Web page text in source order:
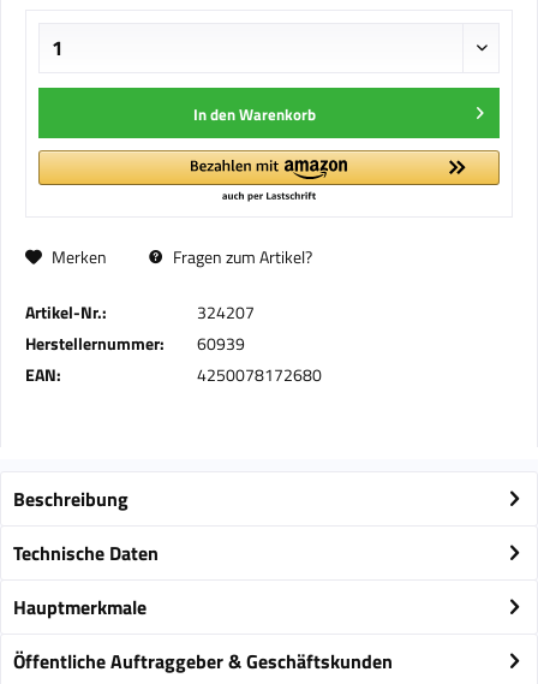
In denWarenkorb
Merken Fragen zum Artikel?
Artikel-Nr.:
324207
Herstellernummer:
60939
EAN:
4250078172680
Beschreibung
Technische Daten
Hauptmerkmale
Öffentliche Auftraggeber & Geschäftskunden